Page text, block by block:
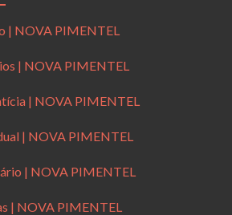
| NOVA PIMENTEL
| NOVA PIMENTEL
| NOVA PIMENTEL
| NOVA PIMENTEL
| NOVA PIMENTEL
| NOVA PIMENTEL